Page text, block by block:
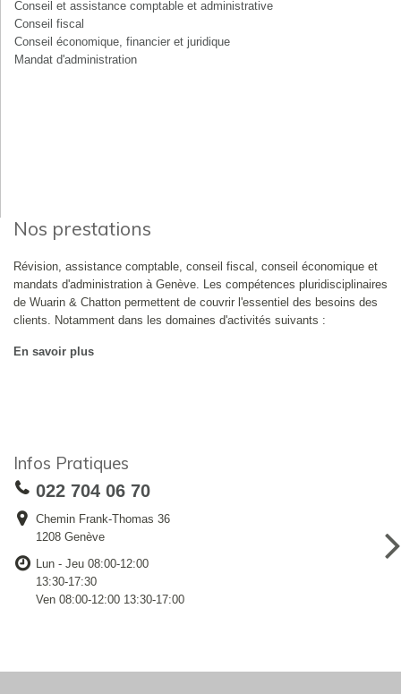
Conseil et assistance comptable et administrative
Conseil fiscal
Conseil économique, financier et juridique
Mandat d'administration
Nos prestations
Révision, assistance comptable, conseil fiscal, conseil économique et
mandats d'administration à Genève. Les compétences pluridisciplinaires
de Wuarin & Chatton permettent de couvrir l'essentiel des besoins des
clients. Notamment dans les domaines d'activités suivants :
En savoir plus
Infos Pratiques
022 704 06 70
Chemin Frank-Thomas 36
1208 Genève
Lun - Jeu 08:00-12:00
13:30-17:30
Ven 08:00-12:00 13:30-17:00